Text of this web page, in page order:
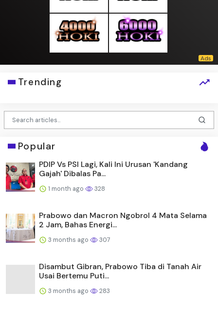
Trending
Popular
PDIP Vs PSI Lagi, Kali Ini Urusan 'Kandang
Gajah' Dibalas Pa...
1 month ago 328
Prabowo dan Macron Ngobrol 4 Mata Selama
2 Jam, Bahas Energi...
3 months ago 307
Disambut Gibran, Prabowo Tiba di Tanah Air
Usai Bertemu Puti...
3 months ago 283